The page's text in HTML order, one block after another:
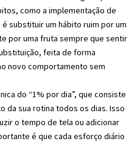
como a implementação de
substituir um hábito ruim por um
por uma fruta sempre que sentir
feita de forma
novo comportamento sem
do “1% por dia”, que consiste
da sua rotina todos os dias. Isso
o tempo de tela ou adicionar
é que cada esforço diário